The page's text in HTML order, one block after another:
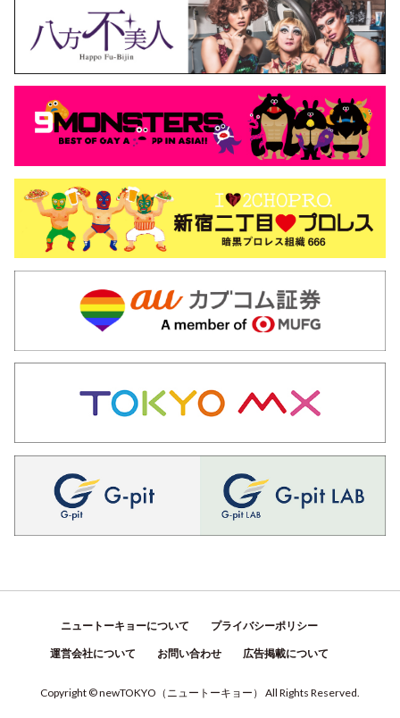
ニュートーキョーについて プライバシーポリシー
運営会社について お問い合わせ 広告掲載について
Copyright © newTOKYO （ ニュートーキョー ） All Rights Reserved.